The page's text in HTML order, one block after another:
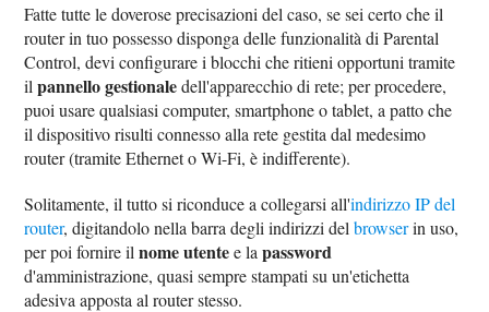
Fatte tutte le doverose precisazioni del caso, se sei certo che il
router in tuo possesso disponga delle funzionalità di Parental
Control, devi configurare i blocchi che ritieni opportuni tramite
ilpannello gestionaledell'apparecchio di rete; per procedere,
puoi usare qualsiasi computer, smartphone o tablet, a patto che
il dispositivo risulti connesso alla rete gestita dal medesimo
router (tramite Ethernet o Wi-Fi, è indifferente).
Solitamente, il tutto si riconduce a collegarsi all'indirizzo IP del
router, digitandolo nella barra degli indirizzi delbrowserin uso,
per poi fornire ilnome utentee lapassword
d'amministrazione, quasi sempre stampati su un'etichetta
adesiva apposta al router stesso.